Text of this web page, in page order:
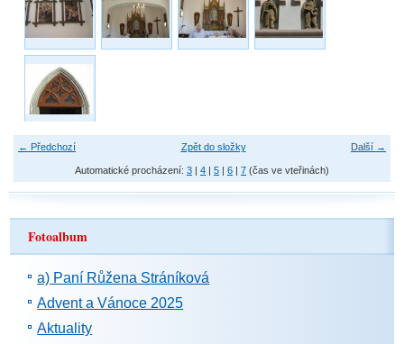
← Předchozí Další →
Zpět do složky
Automatické procházení: 3 | 4 | 5 | 6 | 7 (čas ve vteřinách)
Fotoalbum
a) Paní Růžena Stráníková
Advent a Vánoce 2025
Aktuality